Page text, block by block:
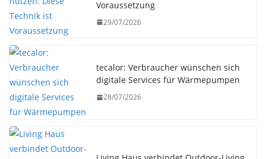
Voraussetzung
29/07/2026
tecalor: Verbraucher wünschen sich
digitale Services für Wärmepumpen
28/07/2026